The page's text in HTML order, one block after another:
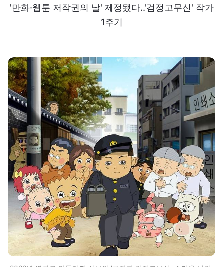
'만화·웹툰 저작권의 날' 제정됐다..'검정고무신' 작가
1주기